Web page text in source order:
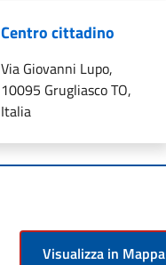
Centro cittadino
Via Giovanni Lupo,
10095 Grugliasco TO,
Italia
Visualizza in Mappa